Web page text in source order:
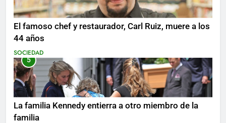
El famoso chef y restaurador, Carl Ruiz, muere a los
44 años
SOCIEDAD
5
La familia Kennedy entierra a otro miembro de la
familia